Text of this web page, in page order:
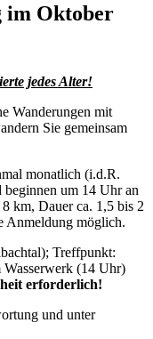
im Oktober
jedes Alter!
Wanderungen mit
Sie gemeinsam
monatlich (i.d.R.
um 14 Uhr an
km, Dauer ca. 1,5 bis 2
Anmeldung möglich.
Treffpunkt:
(14 Uhr)
erforderlich!
und unter